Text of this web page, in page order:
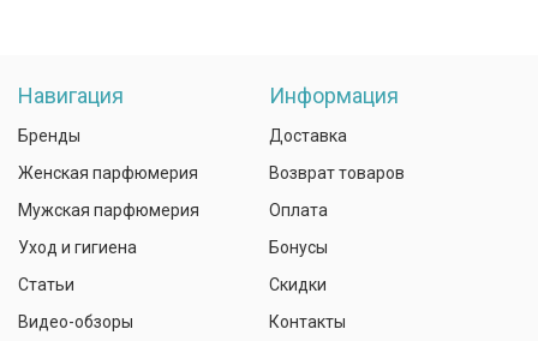
Навигация
Бренды
Женская парфюмерия
Мужская парфюмерия
Уход и гигиена
Статьи
Видео-обзоры
Информация
Доставка
Возврат товаров
Оплата
Бонусы
Скидки
Контакты